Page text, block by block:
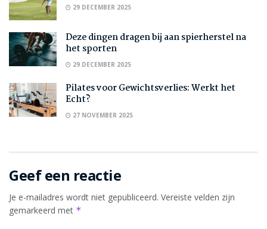
29 DECEMBER 2025
Deze dingen dragen bij aan spierherstel na
het sporten
29 DECEMBER 2025
Pilates voor Gewichtsverlies: Werkt het
Echt?
27 NOVEMBER 2025
Geef een reactie
Je e-mailadres wordt niet gepubliceerd. Vereiste velden zijn
gemarkeerd met *